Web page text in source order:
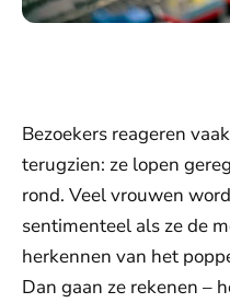
Bezoekers reageren
terugzien: ze lopen
rond. Veel vrouwen
sentimenteel als ze de
herkennen van het
Dan gaan ze rekenen –